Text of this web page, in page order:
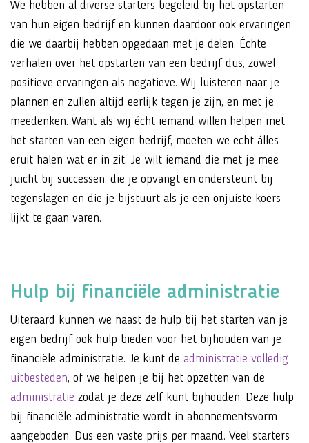
We hebben al diverse starters begeleid bij het opstarten
van hun eigen bedrijf en kunnen daardoor ook ervaringen
die we daarbij hebben opgedaan met je delen. Échte
verhalen over het opstarten van een bedrijf dus, zowel
positieve ervaringen als negatieve. Wij luisteren naar je
plannen en zullen altijd eerlijk tegen je zijn, en met je
meedenken. Want als wij écht iemand willen helpen met
het starten van een eigen bedrijf, moeten we echt álles
eruit halen wat er in zit. Je wilt iemand die met je mee
juicht bij successen, die je opvangt en ondersteunt bij
tegenslagen en die je bijstuurt als je een onjuiste koers
lijkt te gaan varen.
Hulp bij financiële administratie
Uiteraard kunnen we naast de hulp bij het starten van je
eigen bedrijf ook hulp bieden voor het bijhouden van je
financiële administratie. Je kunt de administratie volledig
uitbesteden, of we helpen je bij het opzetten van de
administratie zodat je deze zelf kunt bijhouden. Deze hulp
bij financiële administratie wordt in abonnementsvorm
aangeboden. Dus een vaste prijs per maand. Veel starters